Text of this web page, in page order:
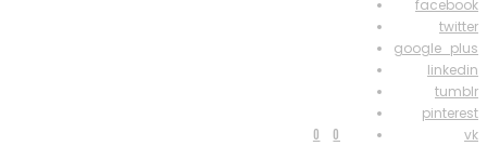
0 0
facebook
twitter
google_plus
linkedin
tumblr
pinterest
vk